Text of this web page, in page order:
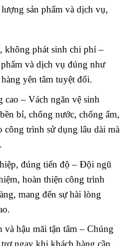
sản phẩm và dịch vụ,
không phát sinh chi phí –
và dịch vụ đúng như
yên tâm tuyệt đối.
cao – Vách ngăn vệ sinh
bỉ, chống nước, chống ẩm,
công trình sử dụng lâu dài mà
đúng tiến độ – Đội ngũ
hoàn thiện công trình
mang đến sự hài lòng
và hậu mãi tận tâm – Chúng
ngay khi khách hàng cần,